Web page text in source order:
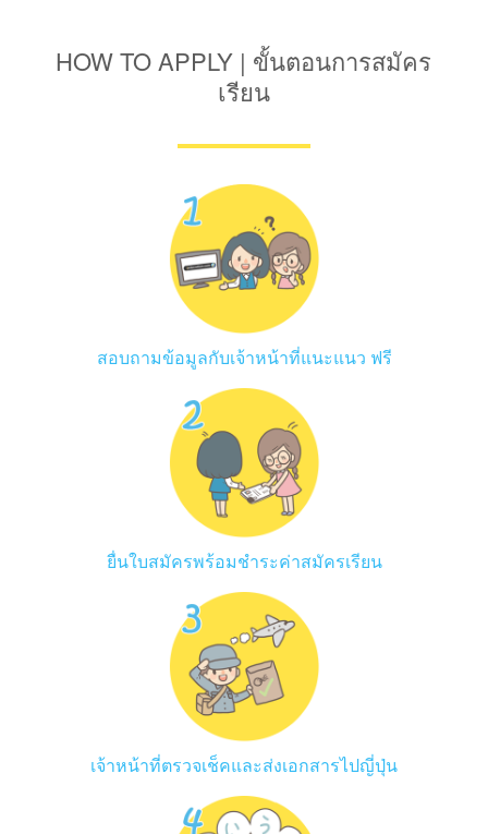
HOW TO APPLY | ขั้นตอนการสมัคร
เรียน
สอบถามข้อมูลกับเจ้าหน้าที่แนะแนว ฟรี
ยื่นใบสมัครพร้อมชำระค่าสมัครเรียน
เจ้าหน้าที่ตรวจเช็คและส่งเอกสารไปญี่ปุ่น